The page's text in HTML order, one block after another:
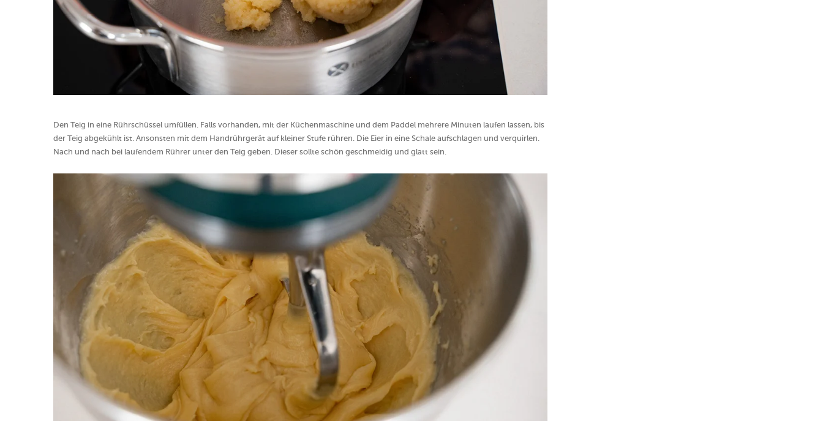
Den Teig in eine Rührschüssel umfüllen. Falls vorhanden, mit der Küchenmaschine und dem Paddel mehrere Minuten laufen lassen, bis
der Teig abgekühlt ist. Ansonsten mit dem Handrührgerät auf kleiner Stufe rühren. Die Eier in eine Schale aufschlagen und verquirlen.
Nach und nach bei laufendem Rührer unter den Teig geben. Dieser sollte schön geschmeidig und glatt sein.